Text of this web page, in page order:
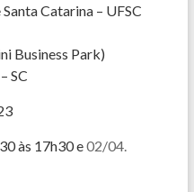
Catarina – UFSC
Business Park)
SC
às 17h30 e02/04.